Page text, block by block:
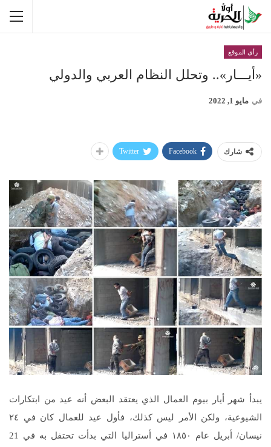
رأي الموقع
«أيـــار».. وتحلل النظام العربي والدولي
في مايو 1, 2022
شارك Facebook
Twitter
يبدأ شهر أيار بيوم العمال الذي يعتقد البعض أنه عيد من ابتكارات
الشيوعية، ولكن الأمر ليس كذلك، فأول عيد للعمال كان في ٢٤
نيسان/ أبريل عام ١٨٥٠ في أستراليا التي بدأت تحتفل به في 21